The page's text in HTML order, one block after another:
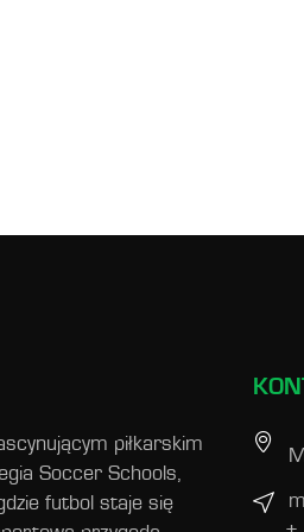
piłkarskim
Soccer Schools,
futbol staje się